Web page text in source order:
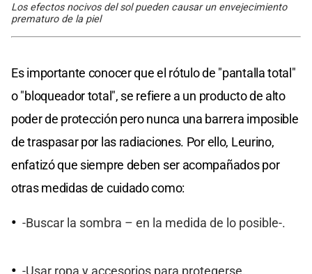
Los efectos nocivos del sol pueden causar un envejecimiento
prematuro de la piel
Es importante conocer que el rótulo de "pantalla total"
o "bloqueador total", se refiere a un producto de alto
poder de protección pero nunca una barrera imposible
de traspasar por las radiaciones. Por ello, Leurino,
enfatizó que siempre deben ser acompañados por
otras medidas de cuidado como:
-Buscar la sombra – en la medida de lo posible-.